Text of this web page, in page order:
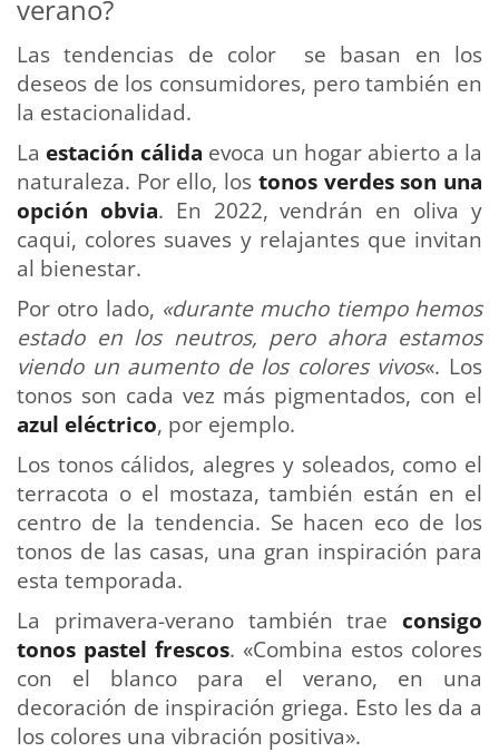
verano?
Las tendencias de color se basan en los
deseos de los consumidores, pero también en
la estacionalidad.
La estación cálida evoca un hogar abierto a la
naturaleza. Por ello, los tonos verdes son una
opción obvia. En 2022, vendrán en oliva y
caqui, colores suaves y relajantes que invitan
al bienestar.
Por otro lado, «durante mucho tiempo hemos
estado en los neutros, pero ahora estamos
viendo un aumento de los colores vivos«. Los
tonos son cada vez más pigmentados, con el
azul eléctrico, por ejemplo.
Los tonos cálidos, alegres y soleados, como el
terracota o el mostaza, también están en el
centro de la tendencia. Se hacen eco de los
tonos de las casas, una gran inspiración para
esta temporada.
La primavera-verano también trae consigo
tonos pastel frescos. «Combina estos colores
con el blanco para el verano, en una
decoración de inspiración griega. Esto les da a
los colores una vibración positiva».